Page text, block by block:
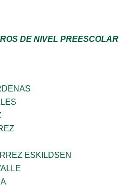
DE NIVEL PREESCOLAR
ESKILDSEN